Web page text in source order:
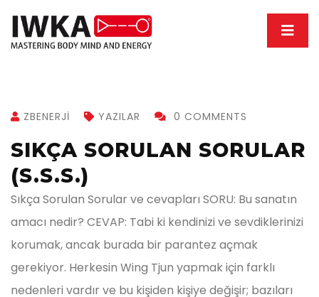
ZBENERJI YAZILAR 0 COMMENTS
SIKÇA SORULAN SORULAR
(S.S.S.)
Sıkça Sorulan Sorular ve cevapları SORU: Bu sanatın
amacı nedir? CEVAP: Tabi ki kendinizi ve sevdiklerinizi
korumak, ancak burada bir parantez açmak
gerekiyor. Herkesin Wing Tjun yapmak için farklı
nedenleri vardır ve bu kişiden kişiye değişir; bazıları